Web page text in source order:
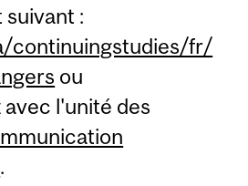
:
continuingstudies/fr/
ou
l'unité des
.